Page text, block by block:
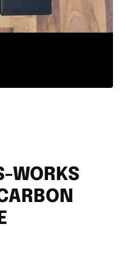
WORKS